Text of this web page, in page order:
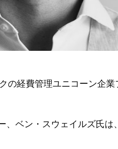
の経費管理ユニコーン企
ベン・スウェイルズ氏は